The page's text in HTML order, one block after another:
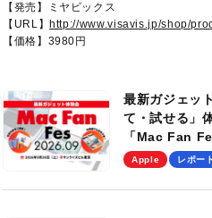
【発売】ミヤビックス
【URL】
http://www.visavis.jp/shop/
【価格】3980円
最新ガジェッ
て・試せる」
「Mac Fan
を、9月26日
Apple レポート